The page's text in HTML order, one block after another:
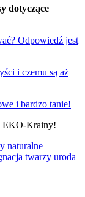
dotyczące
Odpowiedź jest
i czemu są aż
i bardzo tanie!
EKO-Krainy!
naturalne
twarzy uroda